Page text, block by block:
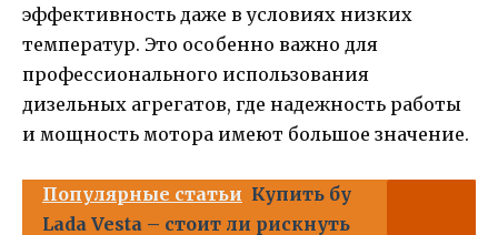
эффективность даже в условиях низких
температур. Это особенно важно для
профессионального использования
дизельных агрегатов, где надежность работы
и мощность мотора имеют большое значение.
Популярные статьи Купить бу
Lada Vesta – стоит ли рискнуть